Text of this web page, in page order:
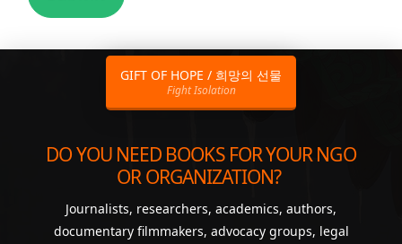
GIFT OF HOPE / 희망의 선물
Fight Isolation
DO YOU NEED BOOKS FOR YOUR NGO
OR ORGANIZATION?
Journalists, researchers, academics, authors,
documentary filmmakers, advocacy groups, legal